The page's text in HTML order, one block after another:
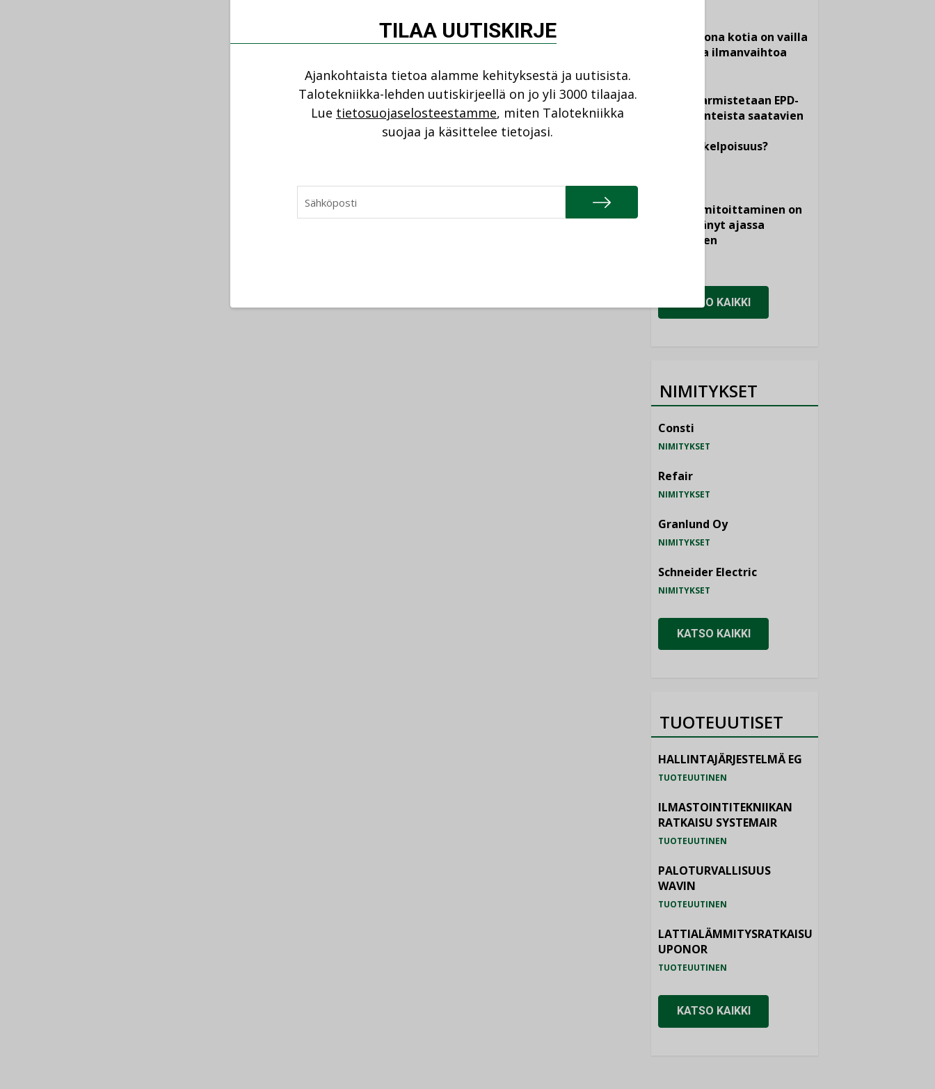
Yli miljoona kotia on vailla
toimivaa ilmanvaihtoa
Miten varmistetaan EPD-
dokumenteista saatavien
vertailukelpoisuus?
viemärimitoittaminen on
jämähtänyt ajassa
paikalleen
KATSO KAIKKI
NIMITYKSET
Consti
NIMITYKSET
Refair
NIMITYKSET
Granlund Oy
NIMITYKSET
Schneider Electric
NIMITYKSET
KATSO KAIKKI
TUOTEUUTISET
HALLINTAJÄRJESTELMÄ EG
TUOTEUUTINEN
ILMASTOINTITEKNIIKAN
RATKAISU SYSTEMAIR
TUOTEUUTINEN
PALOTURVALLISUUS
WAVIN
TUOTEUUTINEN
LATTIALÄMMITYSRATKAISU
UPONOR
TUOTEUUTINEN
KATSO KAIKKI
TILAA UUTISKIRJE
Ajankohtaista tietoa alamme kehityksestä ja uutisista.
Talotekniikka-lehden uutiskirjeellä on jo yli 3000 tilaajaa.
Lue tietosuojaselosteestamme, miten Talotekniikka
suojaa ja käsittelee tietojasi.